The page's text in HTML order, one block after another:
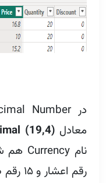
معادل (19,4)
رقم